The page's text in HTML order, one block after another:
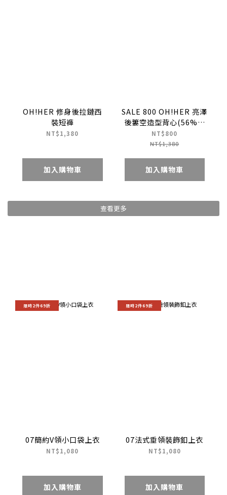
OH!HER 修身後拉鏈西
裝短褲
NT$1,380
加入購物車
SALE 800 OH!HER 亮澤
後簍空造型背心(56%天
絲)
NT$800
NT$1,380
加入購物車
查看更多
限時2件69折
07簡約V領小口袋上衣
NT$1,080
加入購物車
限時2件69折
07法式垂領裝飾釦上衣
NT$1,080
加入購物車